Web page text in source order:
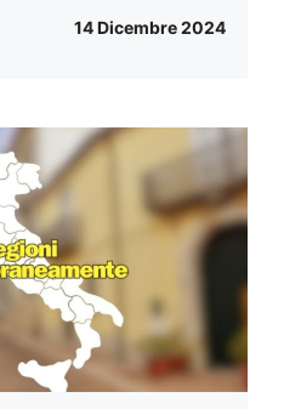
14 Dicembre 2024